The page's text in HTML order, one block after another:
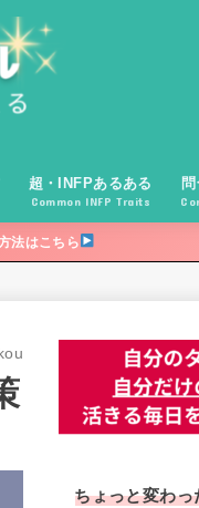
超・INFPあるある
Common INFP Traits
法はこちら
ちょっと変わ